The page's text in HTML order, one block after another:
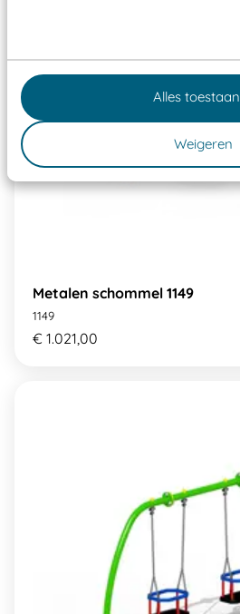
Alles toestaan
Weigeren
Metalen schommel 1149
1149
€ 1.021,00